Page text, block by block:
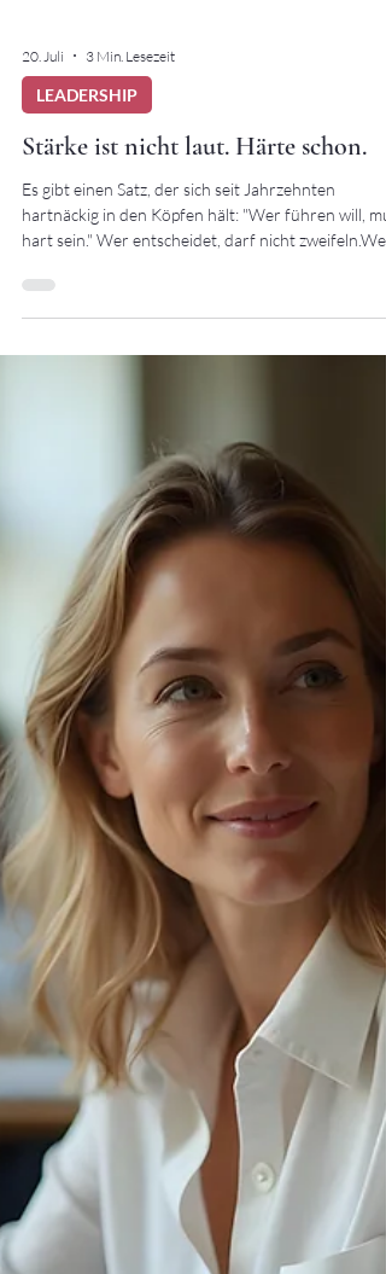
20. Juli 3 Min. Lesezeit
LEADERSHIP
Stärke ist nicht laut. Härte schon.
hartnäckig in den Köpfen hält: "Wer führen will,
Dann müssten die Unternehmen mit den lautesten
Chefs heute die erfolgreichsten sein. Sind sie aber
nicht. Stärke ohne Härte Sie kämpfen mit
Fachkräftemangel. Mit innerer Kündigung. Mit
fehlender Innovation. Mit Mensche